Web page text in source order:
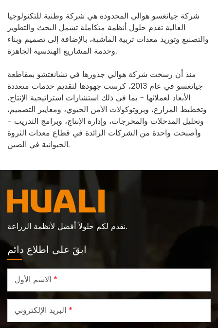
شركة جيانغسو هوالي المحدودة هي شركة وطنية للتكنولوجيا
العالية تقدم حلول أنظمة متكاملة تشمل البحث والتطوير
والتصنيع وتوريد معدات تربية الماشية، بالإضافة إلى تصميم وبناء
وخدمة المشاريع الهندسية الجاهزة.
منذ أن رسخت شركة هوالي جذورها في تشانغتشو بمقاطعة
جيانغسو في عام 2013، كرست جهودها لتقديم خدمات متعددة
الأبعاد لعملائها - بما في ذلك استشارات استراتيجية الإنتاج،
وتخطيط المزارع، وبروتوكولات الأمن الحيوي، ومعايير التصميم،
وتحليل المدخلات والمخرجات، وإدارة الإنتاج، وبرامج التدريب -
وأصبحت واحدة من الشركات الرائدة في قطاع معدات الثروة
الحيوانية في الصين.
نقدم لكم حلولاً أفضل لأنظمة الزراعة.
ابقَ على اطلاع دائم
*
*